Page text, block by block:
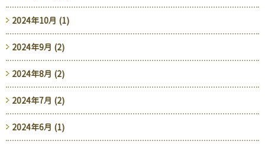
2024年10月 (1)
2024年9月 (2)
2024年8月 (2)
2024年7月 (2)
2024年6月 (1)